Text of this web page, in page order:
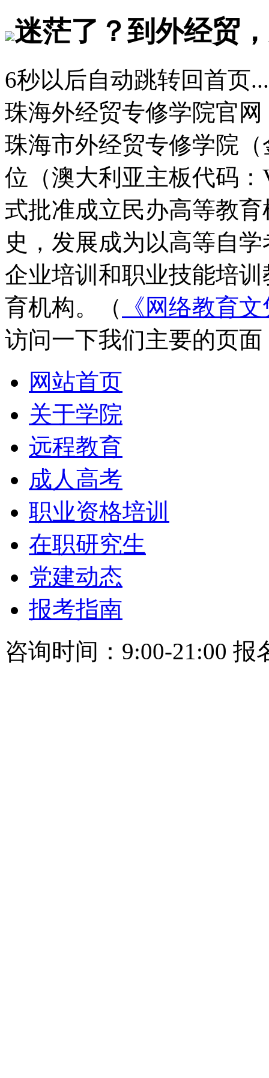
迷茫了？到外经贸
6秒以后自动跳转回首页...
珠海外经贸专修学院官网
珠海市外经贸专修学院
位（澳大利亚主板代码
式批准成立民办高等教
史，发展成为以高等自
企业培训和职业技能培
育机构。（
《网络教育
访问一下我们主要的页面
网站首页
关于学院
远程教育
成人高考
职业资格培训
在职研究生
党建动态
报考指南
咨询时间：9:00-21:00 报